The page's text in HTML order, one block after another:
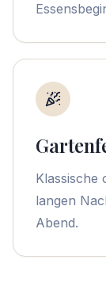
Klassische
langen
Abend.